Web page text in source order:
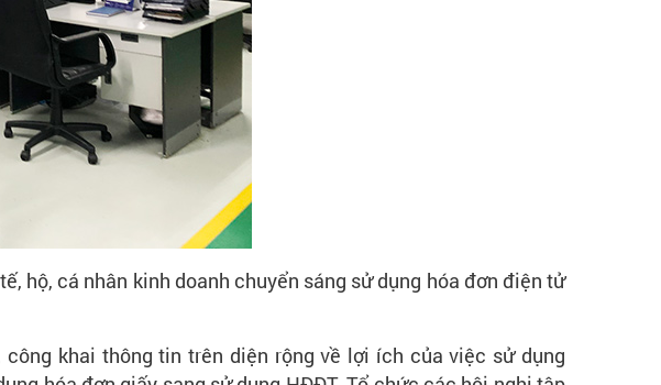
hộ, cá nhân kinh doanh chuyển sáng sử dụng hóa đơn điện tử
khai thông tin trên diện rộng về lợi ích của việc sử dụng